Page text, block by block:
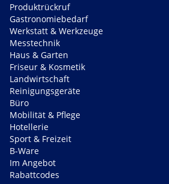
Produktrückruf
Gastronomiebedarf
Werkstatt & Werkzeuge
Messtechnik
Haus & Garten
Friseur & Kosmetik
Landwirtschaft
Reinigungsgeräte
Büro
Mobilität & Pflege
Hotellerie
Sport & Freizeit
B-Ware
Im Angebot
Rabattcodes